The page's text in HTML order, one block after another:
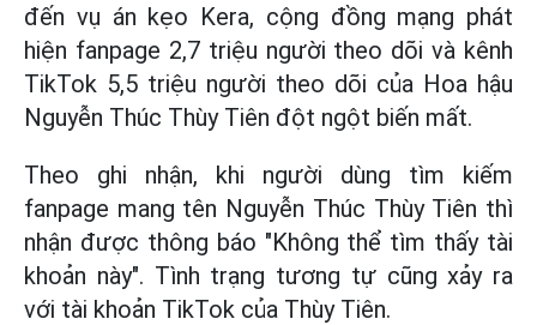
đến vụ án kẹo Kera, cộng đồng mạng phát
hiện fanpage 2,7 triệu người theo dõi và kênh
TikTok 5,5 triệu người theo dõi của Hoa hậu
Nguyễn Thúc Thùy Tiên đột ngột biến mất.
Theo ghi nhận, khi người dùng tìm kiếm
fanpage mang tên Nguyễn Thúc Thùy Tiên thì
nhận được thông báo "Không thể tìm thấy tài
khoản này". Tình trạng tương tự cũng xảy ra
với tài khoản TikTok của Thùy Tiên.